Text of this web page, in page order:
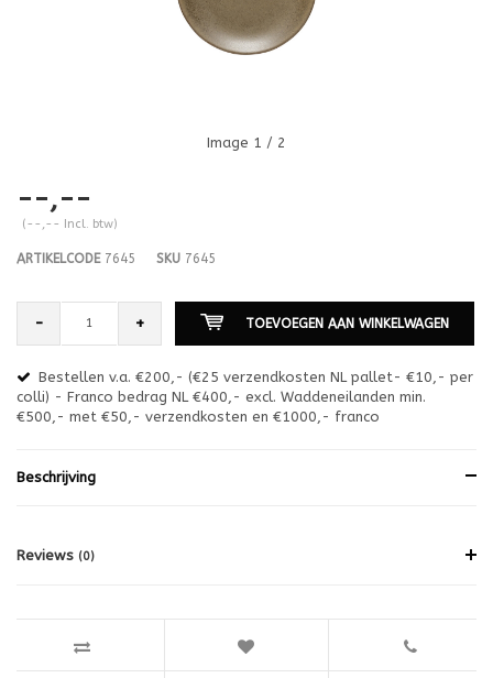
Image 1 / 2
--,--
(--,-- Incl. btw)
ARTIKELCODE7645 SKU 7645
- + TOEVOEGEN AAN WINKELWAGEN
Bestellen v.a. €200,- (€25 verzendkosten NL pallet- €10,- per
colli) - Franco bedrag NL €400,- excl. Waddeneilanden min.
€500,- met €50,- verzendkosten en €1000,- franco
Beschrijving
Reviews (0)